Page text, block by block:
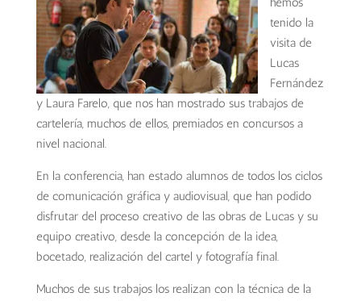
tenido la
visita de
Lucas
Fernández
y Laura Farelo, que nos han mostrado sus trabajos de
cartelería, muchos de ellos, premiadosen concursos a
nivel nacional.
En la conferencia, han estado alumnos de todos los ciclos
de comunicación gráfica y audiovisual, que han podido
disfrutar del proceso creativo de las obras de Lucas y su
equipo creativo, desde la concepción de la idea,
bocetado, realización del cartel y fotografía final.
Muchos de sus trabajos los realizan con la técnica de la